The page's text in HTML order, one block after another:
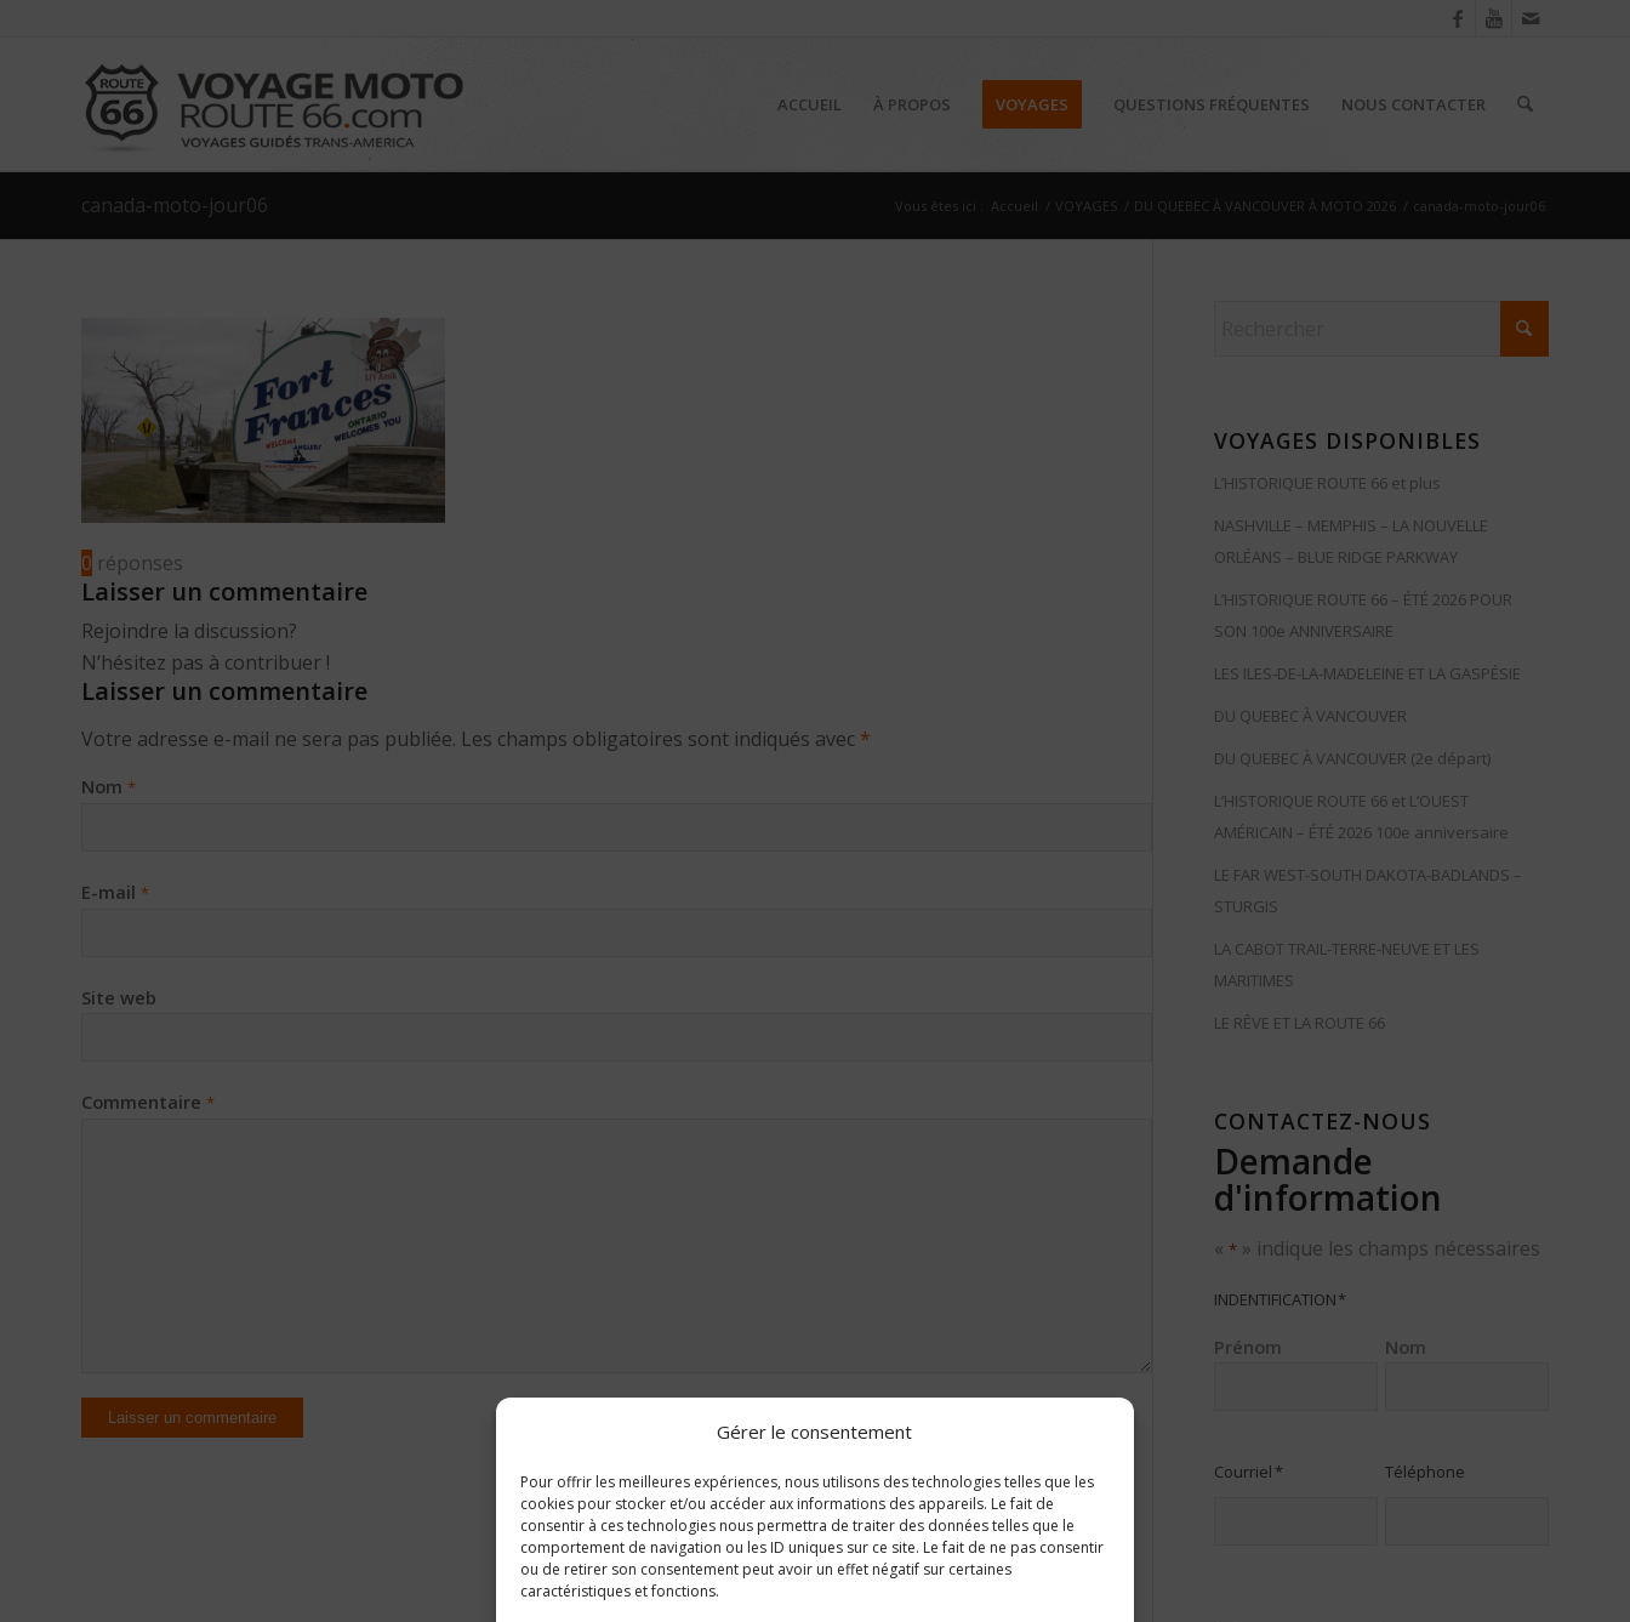
Gérer le consentement
Pour offrir les meilleures expériences, nous utilisons des technologies telles que les
cookies pour stocker et/ou accéder aux informations des appareils. Le fait de
consentir à ces technologies nous permettra de traiter des données telles que le
comportement de navigation ou les ID uniques sur ce site. Le fait de ne pas consentir
ou de retirer son consentement peut avoir un effet négatif sur certaines
caractéristiques et fonctions.
ACCUEIL À PROPOS VOYAGES QUESTIONS FRÉQUENTES NOUS CONTACTER
canada-moto-jour06 Vous êtes ici : Accueil / VOYAGES / DU QUEBEC À VANCOUVER À MOTO 2026 / canada-moto-jour06
0 réponses
Laisser un commentaire
Rejoindre la discussion?
N’hésitez pas à contribuer !
Laisser un commentaire
Votre adresse e-mail ne sera pas publiée. Les champs obligatoires sont indiqués avec *
Nom *
E-mail *
Site web
Commentaire *
VOYAGES DISPONIBLES
L’HISTORIQUE ROUTE 66 et plus
NASHVILLE – MEMPHIS – LA NOUVELLE
ORLÉANS – BLUE RIDGE PARKWAY
L’HISTORIQUE ROUTE 66 – ÉTÉ 2026 POUR
SON 100e ANNIVERSAIRE
LES ILES-DE-LA-MADELEINE ET LA GASPÉSIE
DU QUEBEC À VANCOUVER
DU QUEBEC À VANCOUVER (2e départ)
L’HISTORIQUE ROUTE 66 et L’OUEST
AMÉRICAIN – ÉTÉ 2026 100e anniversaire
LE FAR WEST-SOUTH DAKOTA-BADLANDS –
STURGIS
LA CABOT TRAIL-TERRE-NEUVE ET LES
MARITIMES
LE RÊVE ET LA ROUTE 66
CONTACTEZ-NOUS
Demande
d'information
«* » indique les champs nécessaires
INDENTIFICATION*
Prénom Nom
Courriel * Téléphone